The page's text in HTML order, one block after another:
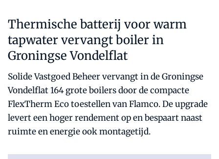
Thermische batterij voor warm
tapwater vervangt boiler in
Groningse Vondelflat
Solide Vastgoed Beheer vervangt in de Groningse
Vondelflat 164 grote boilers door de compacte
FlexTherm Eco toestellen van Flamco. De upgrade
levert een hoger rendement op en bespaart naast
ruimte en energie ook montagetijd.